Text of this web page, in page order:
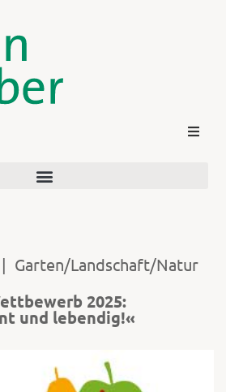
| Garten/Landschaft/Natur
2025:
und lebendig!«